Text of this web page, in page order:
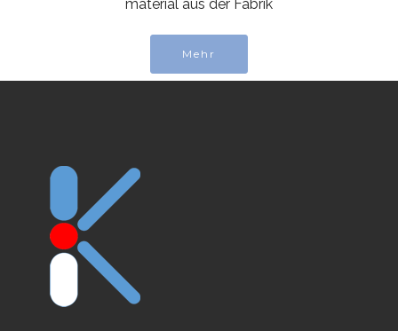
material aus der Fabrik
Mehr